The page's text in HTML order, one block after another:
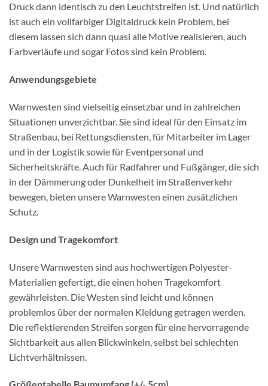
Druck dann identisch zu den Leuchtstreifen ist. Und natürlich
ist auch ein vollfarbiger Digitaldruck kein Problem, bei
diesem lassen sich dann quasi alle Motive realisieren, auch
Farbverläufe und sogar Fotos sind kein Problem.
Anwendungsgebiete
Warnwesten sind vielseitig einsetzbar und in zahlreichen
Situationen unverzichtbar. Sie sind ideal für den Einsatz im
Straßenbau, bei Rettungsdiensten, für Mitarbeiter im Lager
und in der Logistik sowie für Eventpersonal und
Sicherheitskräfte. Auch für Radfahrer und Fußgänger, die sich
in der Dämmerung oder Dunkelheit im Straßenverkehr
bewegen, bieten unsere Warnwesten einen zusätzlichen
Schutz.
Design und Tragekomfort
Unsere Warnwesten sind aus hochwertigen Polyester-
Materialien gefertigt, die einen hohen Tragekomfort
gewährleisten. Die Westen sind leicht und können
problemlos über der normalen Kleidung getragen werden.
Die reflektierenden Streifen sorgen für eine hervorragende
Sichtbarkeit aus allen Blickwinkeln, selbst bei schlechten
Lichtverhältnissen.